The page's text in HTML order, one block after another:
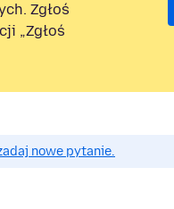
Zgłoś
„Zgłoś
nowe pytanie.